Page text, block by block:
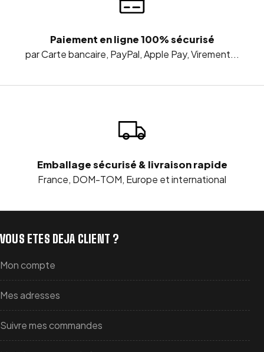
Paiement en ligne 100% sécurisé
par Carte bancaire, PayPal, Apple Pay, Virement...
Emballage sécurisé & livraison rapide
France, DOM-TOM, Europe et international
VOUS ETES DEJA CLIENT ?
Mon compte
Mes adresses
Suivre mes commandes